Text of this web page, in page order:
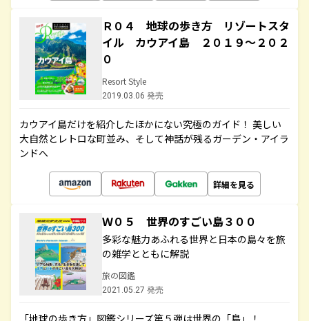
Ｒ０４ 地球の歩き方 リゾートスタ
イル カウアイ島 ２０１９～２０２
０
Resort Style
2019.03.06 発売
カウアイ島だけを紹介したほかにない究極のガイド！ 美しい
大自然とレトロな町並み、そして神話が残るガーデン・アイラ
ンドへ
詳細を見る
Ｗ０５ 世界のすごい島３００
多彩な魅力あふれる世界と日本の島々を旅
の雑学とともに解説
旅の図鑑
2021.05.27 発売
「地球の歩き方」図鑑シリーズ第５弾は世界の「島」！